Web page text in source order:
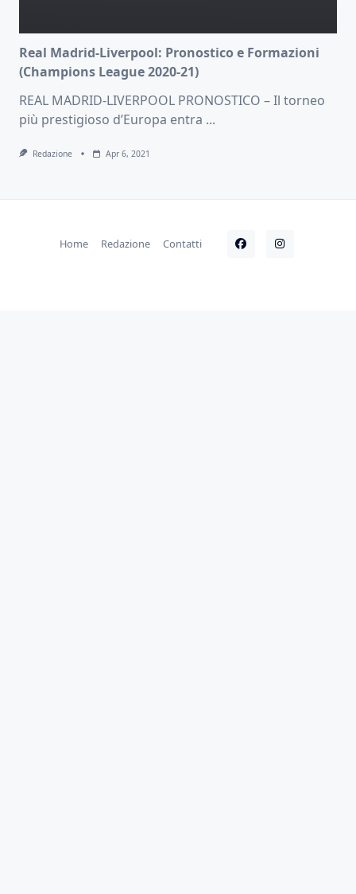
Real Madrid-Liverpool: Pronostico e Formazioni
(Champions League 2020-21)
REAL MADRID-LIVERPOOL PRONOSTICO – Il torneo
più prestigioso d’Europa entra ...
Redazione Apr 6, 2021
Home Redazione Contatti